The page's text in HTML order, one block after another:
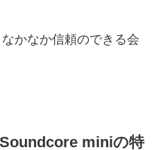
かなか信頼のできる会
miniの特